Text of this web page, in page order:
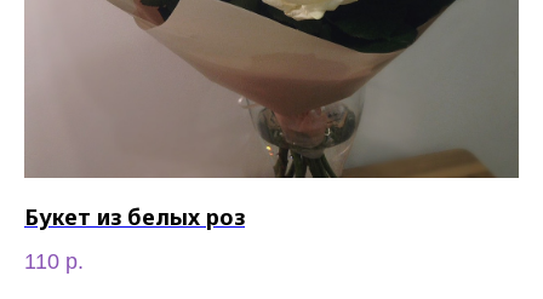
Букет из белых роз
110 р.